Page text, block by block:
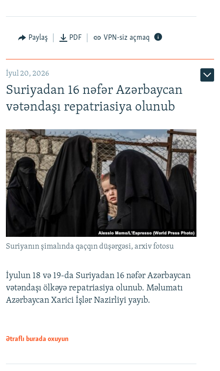
Auto
Paylaş PDF VPN-siz açmaq
İyul 20, 2026
Suriyadan 16 nəfər Azərbaycan
vətəndaşı repatriasiya olunub
Suriyanın şimalında qaçqın düşərgəsi, arxiv fotosu
İyulun 18 və 19-da Suriyadan 16 nəfər Azərbaycan
vətəndaşı ölkəyə repatriasiya olunub. Məlumatı
Azərbaycan Xarici İşlər Nazirliyi yayıb.
Ətraflı burada oxuyun